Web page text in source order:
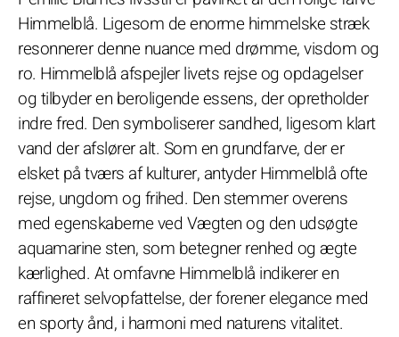
Himmelblå. Ligesom de enorme himmelske stræk
resonnerer denne nuance med drømme, visdom og
ro. Himmelblå afspejler livets rejse og opdagelser
og tilbyder en beroligende essens, der opretholder
indre fred. Den symboliserer sandhed, ligesom klart
vand der afslører alt. Som en grundfarve, der er
elsket på tværs af kulturer, antyder Himmelblå ofte
rejse, ungdom og frihed. Den stemmer overens
med egenskaberne ved Vægten og den udsøgte
aquamarine sten, som betegner renhed og ægte
kærlighed. At omfavne Himmelblå indikerer en
raffineret selvopfattelse, der forener elegance med
en sporty ånd, i harmoni med naturens vitalitet.